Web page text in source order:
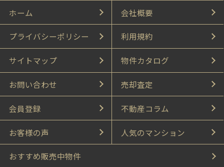
ホーム 会社概要
プライバシーポリシー 利用規約
サイトマップ 物件カタログ
お問い合わせ 売却査定
会員登録 不動産コラム
お客様の声 人気のマンション
おすすめ販売中物件